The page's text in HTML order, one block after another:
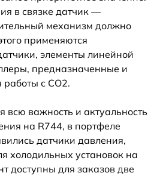
в связке датчик —
механизм должно
применяются
элементы линейной
предназначенные и
работы с CO2.
всю важность и актуальность
на R744, в портфеле
датчики давления,
холодильных установок на
доступны для заказов две